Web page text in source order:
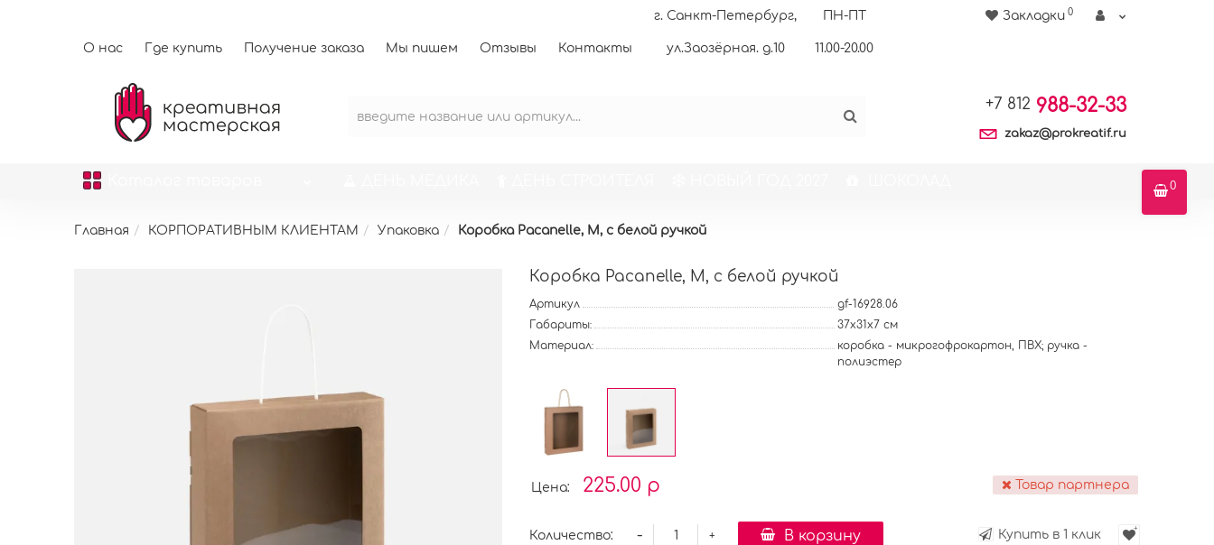
О нас Где купить Получение заказа Мы пишем Отзывы Контакты
г. Санкт-Петербург,
ул.Заозёрная. д.10
ПН-ПТ
11.00-20.00
Закладки 0
+7 812 988-32-33
zakaz@prokreatif.ru
0
Главная КОРПОРАТИВНЫМ КЛИЕНТАМ Упаковка Коробка Pacanelle, M, с белой ручкой
Коробка Pacanelle, M, с белой ручкой
Артикул
gf-16928.06
Габариты:
37х31х7 см
Материал:
коробка - микрогофрокартон, ПВХ; ручка -
полиэстер
Цена: 225.00 р Товар партнера
Количество: +
- В корзину Купить в 1 клик